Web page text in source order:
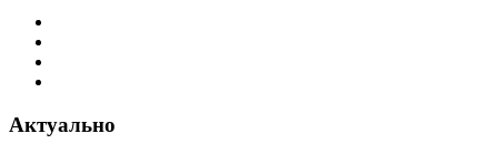
Актуально